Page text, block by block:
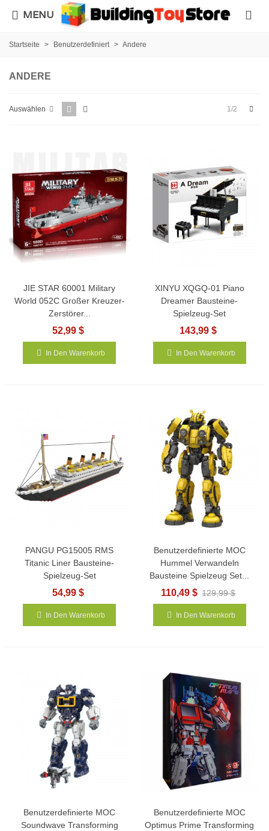
MENU
Startseite > Benutzerdefiniert > Andere
ANDERE
Auswählen 1/2
JIE STAR 60001 Military
World 052C Großer Kreuzer-
Zerstörer...
52,99 $
In Den Warenkorb
XINYU XQGQ-01 Piano
Dreamer Bausteine-
Spielzeug-Set
143,99 $
In Den Warenkorb
PANGU PG15005 RMS
Titanic Liner Bausteine-
Spielzeug-Set
54,99 $
In Den Warenkorb
Benutzerdefinierte MOC
Hummel Verwandeln
Bausteine Spielzeug Set...
110,49 $ 129,99 $
In Den Warenkorb
Benutzerdefinierte MOC
Soundwave Transforming
Benutzerdefinierte MOC
Optimus Prime Transforming